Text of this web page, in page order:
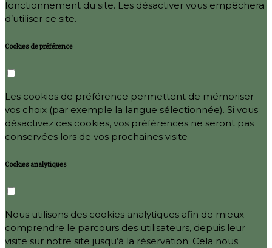
fonctionnement du site. Les désactiver vous empêchera
d’utiliser ce site.
Cookies de préférence
Les cookies de préférence permettent de mémoriser
vos choix (par exemple la langue sélectionnée). Si vous
désactivez ces cookies, vos préférences ne seront pas
conservées lors de vos prochaines visite
Cookies analytiques
Nous utilisons des cookies analytiques afin de mieux
comprendre le parcours des utilisateurs, depuis leur
visite sur notre site jusqu’à la réservation. Cela nous